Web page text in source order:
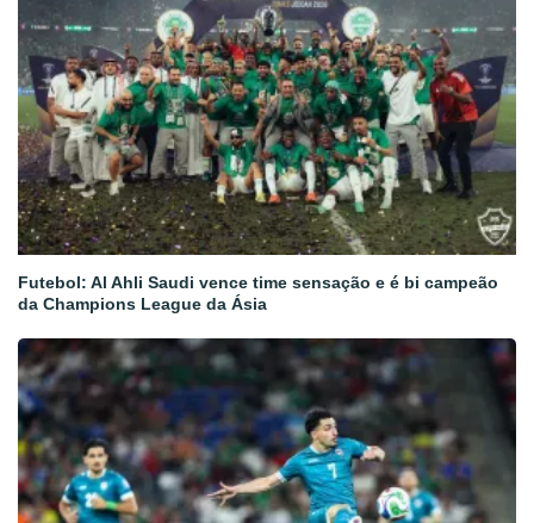
Futebol: Al Ahli Saudi vence time sensação e é bi campeão
da Champions League da Ásia